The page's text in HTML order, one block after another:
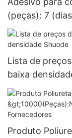
(peças): 7
componentes
Lista de
baixa
Produto